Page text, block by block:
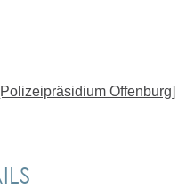
Offenburg]